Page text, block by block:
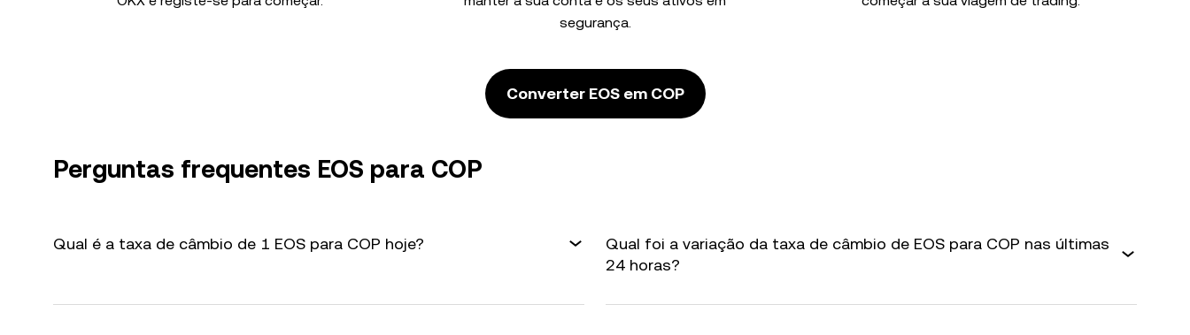
segurança.
Converter EOS em COP
Perguntas frequentes EOS para COP
Qual é a taxa de câmbio de 1 EOS para COP hoje?
Qual foi a variação da taxa de câmbio de EOS para COP nas últimas
24 horas?